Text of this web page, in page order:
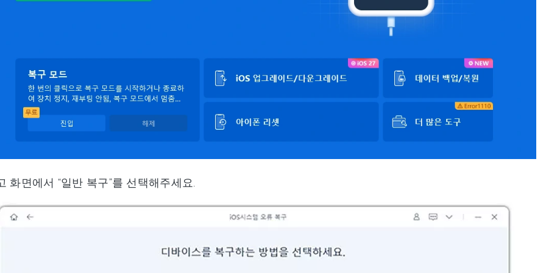
화면에서 “일반 복구”를 선택해주세요.